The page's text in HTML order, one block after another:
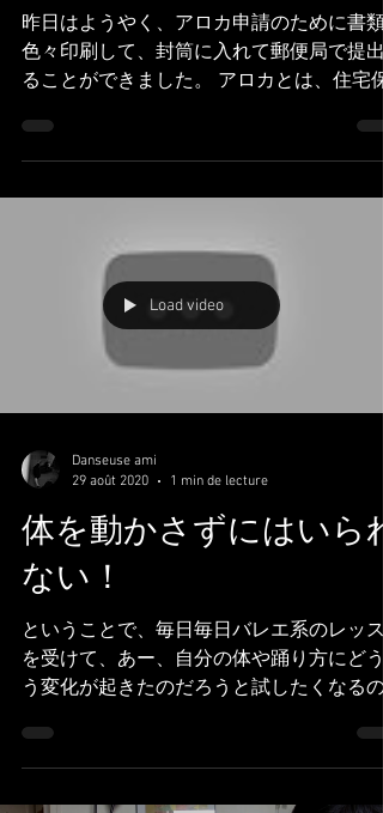
昨日はようやく、アロカ申請のために書類
色々印刷して、封筒に入れて郵便局で提出
ることができました。 アロカとは、住宅保
生）、私は大谷さんがタイに住んでいて必
な手続きが取れないからとアロカ申請でき
かった、、、はずが、、 Hier...
Load video
Danseuse ami
29 août 2020
1 min de lecture
体を動かさずにはいられ
ない！
ということで、毎日毎日バレエ系のレッス
を受けて、あー、自分の体や踊り方にどう
う変化が起きたのだろうと試したくなるの
とで、森でのパフォーマンスと比較しつつ
お家でふらっと練習してみた様子をなんと
く動画で作ってみました。...